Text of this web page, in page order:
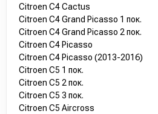
Citroen C4 Cactus
Citroen C4 Grand Picasso 1 пок.
Citroen C4 Grand Picasso 2 пок.
Citroen C4 Picasso
Citroen C4 Picasso (2013-2016)
Citroen C5 1 пок.
Citroen C5 2 пок.
Citroen C5 3 пок.
Citroen C5 Aircross